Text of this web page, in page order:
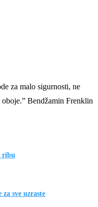
za malo sigurnosti, ne
Bendžamin Frenklin
ribu
sve uzraste